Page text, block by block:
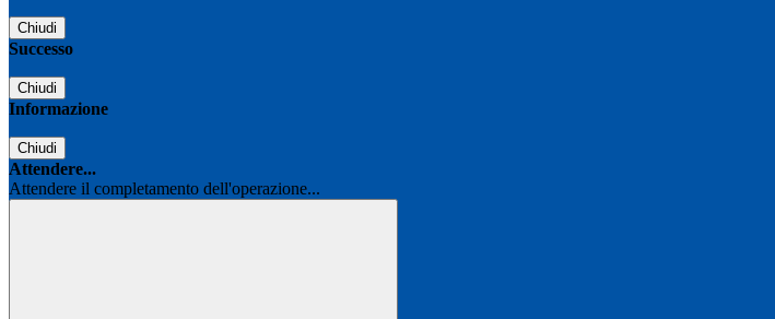
Chiudi
Successo
Chiudi
Informazione
Chiudi
Attendere...
Attendere il completamento dell'operazione...